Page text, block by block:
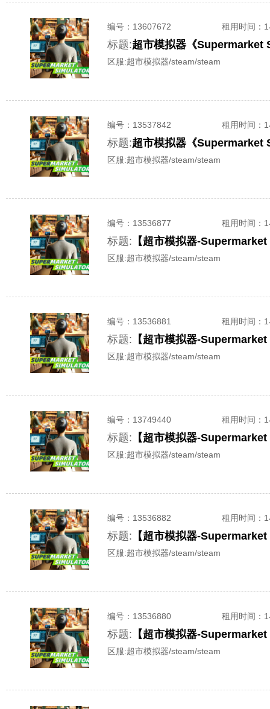
编号： 13607672 租用时间 ：
标题:超市模拟器《Supermarket
区服:超市模拟器/steam/steam
编号： 13537842 租用时间 ：
标题:超市模拟器《Supermarket
区服:超市模拟器/steam/steam
编号： 13536877 租用时间 ：
标题: 【超市模拟器-
区服:超市模拟器/steam/steam
编号： 13536881 租用时间 ：
标题: 【超市模拟器-
区服:超市模拟器/steam/steam
编号： 13749440 租用时间 ：
标题: 【超市模拟器-
区服:超市模拟器/steam/steam
编号： 13536882 租用时间 ：
标题: 【超市模拟器-
区服:超市模拟器/steam/steam
编号： 13536880 租用时间 ：
标题: 【超市模拟器-
区服:超市模拟器/steam/steam